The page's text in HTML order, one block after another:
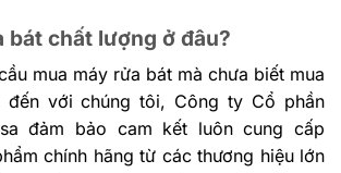
bát chất lượng ở đâu?
mua máy rửa bát mà chưa biết mua
với chúng tôi, Công ty Cổ phần
đảm bảo cam kết luôn cung cấp
chính hãng từ các thương hiệu lớn